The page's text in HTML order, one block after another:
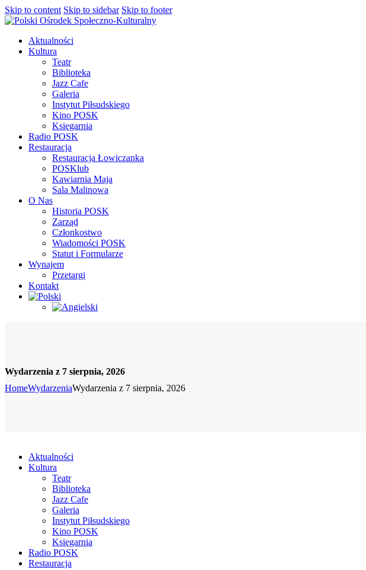
Skip to content Skip to sidebar Skip to footer
Aktualności
Kultura
Teatr
Biblioteka
Jazz Cafe
Galeria
Instytut Piłsudskiego
Kino POSK
Księgarnia
Radio POSK
Restauracja
Restauracja Łowiczanka
POSKlub
Kawiarnia Maja
Sala Malinowa
O Nas
Historia POSK
Zarząd
Członkostwo
Wiadomości POSK
Statut i Formularze
Wynajem
Przetargi
Kontakt
Wydarzenia z 7 sierpnia, 2026
HomeWydarzeniaWydarzenia z 7 sierpnia, 2026
Aktualności
Kultura
Teatr
Biblioteka
Jazz Cafe
Galeria
Instytut Piłsudskiego
Kino POSK
Księgarnia
Radio POSK
Restauracja